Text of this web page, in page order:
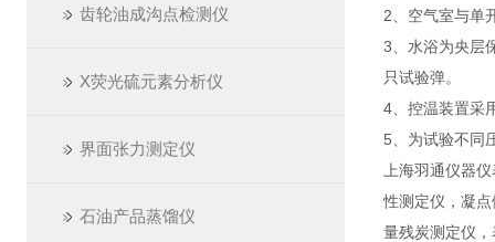
齿轮油成沟点检测仪
X荧光硫元素分析仪
界面张力测定仪
石油产品蒸馏仪
2、空气室与单
3、水浴为央层
只试验弹。
4、控温装置采
5、为试验不同
上海羽通仪器
性测定仪，凝
量残炭测定仪